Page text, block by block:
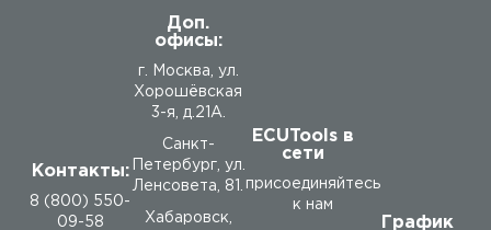
Контакты:
8 (800) 550-
09-58
Доп.
офисы:
г. Москва, ул.
Хорошёвская
3-я, д.21А.
Санкт-
Петербург, ул.
Ленсовета, 81.
Хабаровск,
ECUTools в
сети
присоединяйтесь
к нам
График